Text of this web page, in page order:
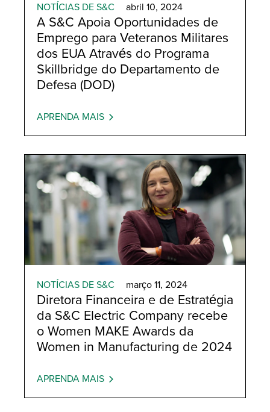
NOTÍCIAS DE S&C abril 10, 2024
A S&C Apoia Oportunidades de
Emprego para Veteranos Militares
dos EUA Através do Programa
Skillbridge do Departamento de
Defesa (DOD)
APRENDA MAIS
NOTÍCIAS DE S&C março 11, 2024
Diretora Financeira e de Estratégia
da S&C Electric Company recebe
o Women MAKE Awards da
Women in Manufacturing de 2024
APRENDA MAIS